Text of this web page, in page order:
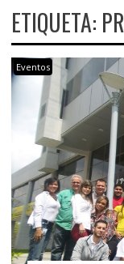
ETIQUETA:
Eventos